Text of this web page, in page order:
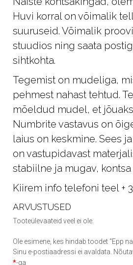
Huvi korral on võimalik
suuruseid. Võimalik
stuudios ning saata
sihtkohta.
Tegemist on mudeliga,
pehmest nahast tehtud.
mõeldud mudel, et
Numbrite vastavus on
laius on keskmine. Sees
on vastupidavast
stabiilne ja mugav,
Kiirem info telefoni teel +
ARVUSTUSED
Tooteülevaateid veel ei ole.
Ole esimene, kes hindab toodet “Epp
Sinu e-postiaadressi ei avaldata.
*-ga